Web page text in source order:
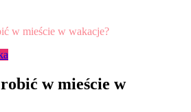
w mieście w wakacje?
w mieście w